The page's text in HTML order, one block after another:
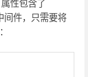
属性包含了
间件，只需要将